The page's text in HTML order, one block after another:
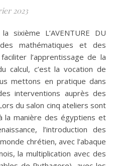
2023
mathématiques et des
l’apprentissage de la
calcul, c’est la vocation de
mettons en pratique dans
interventions auprès des
du salon cinq ateliers sont
la manière des égyptiens et
l’introduction des
chrétien, avec l’abaque
la multiplication avec des